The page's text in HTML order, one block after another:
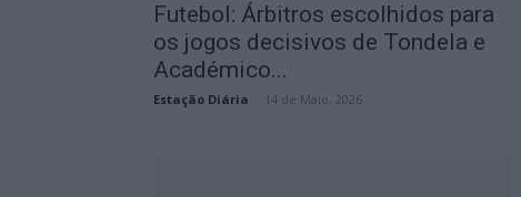
Futebol: Árbitros escolhidos para
os jogos decisivos de Tondela e
Académico...
Estação Diária 14 de Maio, 2026